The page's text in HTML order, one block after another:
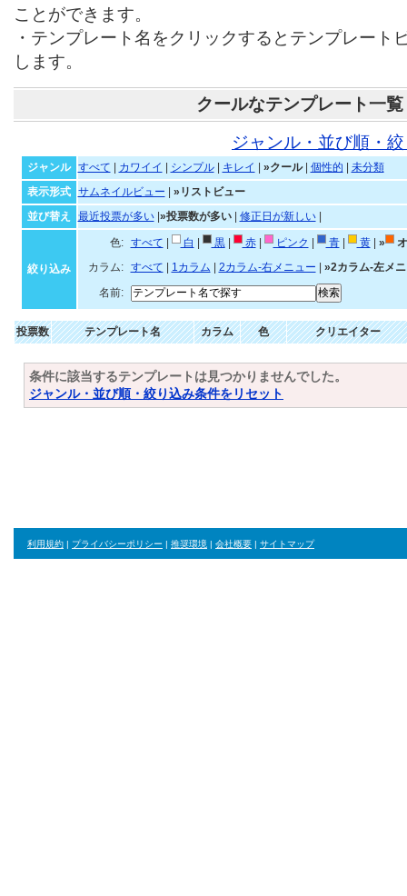
ことができます。
・テンプレート名をクリックするとテンプレート
します。
クールなテンプレート一覧
ジャンル・並び順・
ジャンル すべて カワイイ シンプル| キレイ »クール| 個性的
未分類
表示形式
サムネイルビュー
»リストビュー
並び替え
最近投票が多い| »投票数が多い| 修正日が新しい|
絞り込み
色: すべて 白 黒| 赤| ピンク 青| 黄| »
カラム:
すべて 1カラム 2カラム-右メニュー
»2カラム-左メ
名前:
投票数 テンプレート名 カラム 色 クリエイター
条件に該当するテンプレートは見つかりませんでした。
ジャンル・並び順・絞り込み条件をリセット
利用規約 | プライバシーポリシー | 推奨環境 | 会社概要 | サイトマップ